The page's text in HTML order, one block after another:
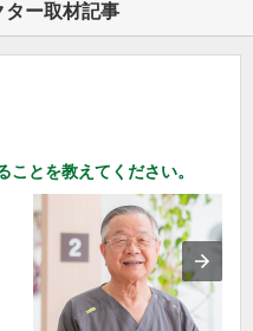
ター取材記事
とを教えてください。